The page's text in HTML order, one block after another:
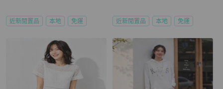
近新閒置品 本地 免運 近新閒置品 本地 免運